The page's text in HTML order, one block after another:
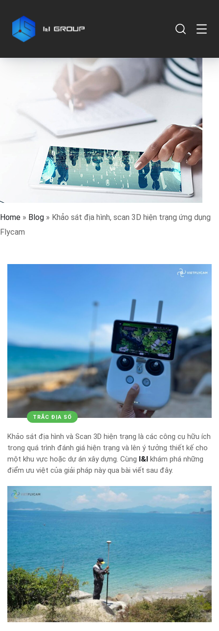
Home » Blog » Khảo sát địa hình, scan 3D hiện trạng ứng dụng
Flycam
TRẮC ĐỊA SỐ
Khảo sát địa hình và Scan 3D hiện trạng là các công cụ hữu ích
trong quá trình đánh giá hiện trạng và lên ý tưởng thiết kế cho
một khu vực hoặc dự án xây dựng. Cùng I&I khám phá những
điểm ưu việt của giải pháp này qua bài viết sau đây.